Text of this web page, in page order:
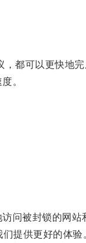
都可以更快地
。
问被封锁的网站
提供更好的体验